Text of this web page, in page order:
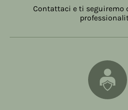
Contattaci e ti seguiremo